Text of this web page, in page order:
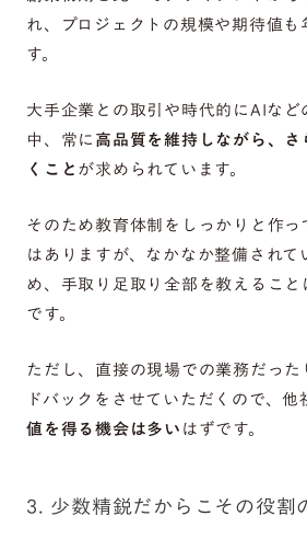
れ、プロジェクトの規模や期待値も
す。
大手企業との取引や時代的にAIなど
中、常に高品質を維持しながら、
くことが求められています。
そのため教育体制をしっかりと作
はありますが、なかなか整備され
め、手取り足取り全部を教えるこ
です。
ただし、直接の現場での業務だっ
ドバックをさせていただくので、他
値を得る機会は多いはずです。
3. 少数精鋭だからこその役割